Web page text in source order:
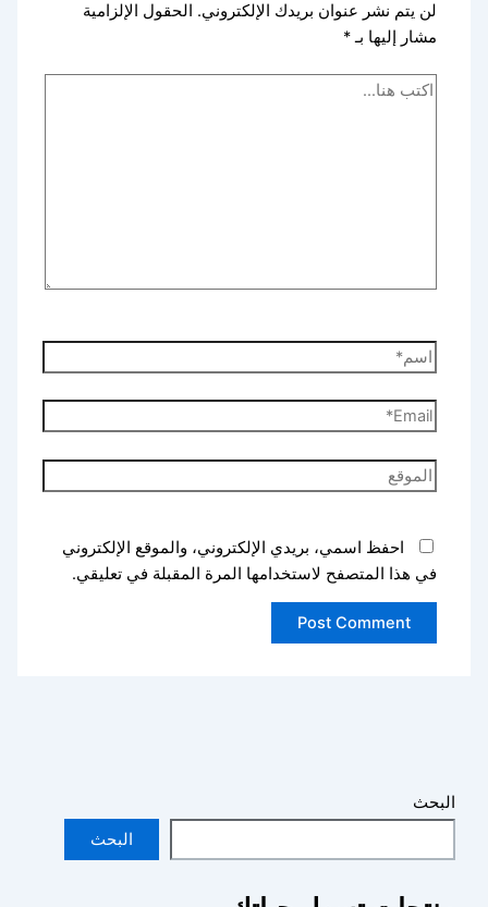
لن يتم نشر عنوان بريدك الإلكتروني. الحقول الإلزامية
مشار إليها بـ*
اكتب
اسم*
Email*
الموقع
احفظ اسمي، بريدي الإلكتروني، والموقع الإلكتروني
في هذا المتصفح لاستخدامها المرة المقبلة في تعليقي.
البحث
البحث